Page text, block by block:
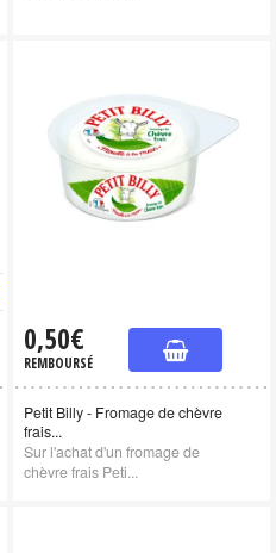
0,50€
REMBOURSÉ
Petit Billy - Fromage de chèvre
frais...
Sur l'achat d'un fromage de
chèvre frais Peti...